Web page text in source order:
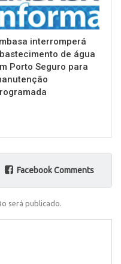
interromperá
de água
Porto Seguro para
Facebook Comments
será publicado.